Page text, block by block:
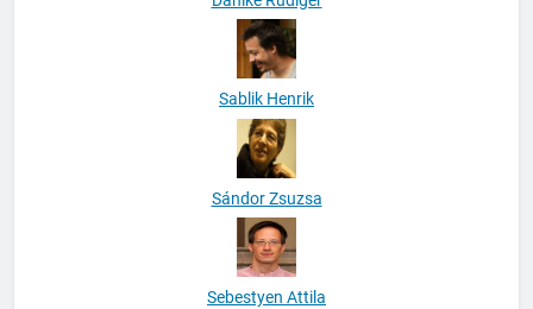
Sablik Henrik
Sándor Zsuzsa
Sebestyen Attila